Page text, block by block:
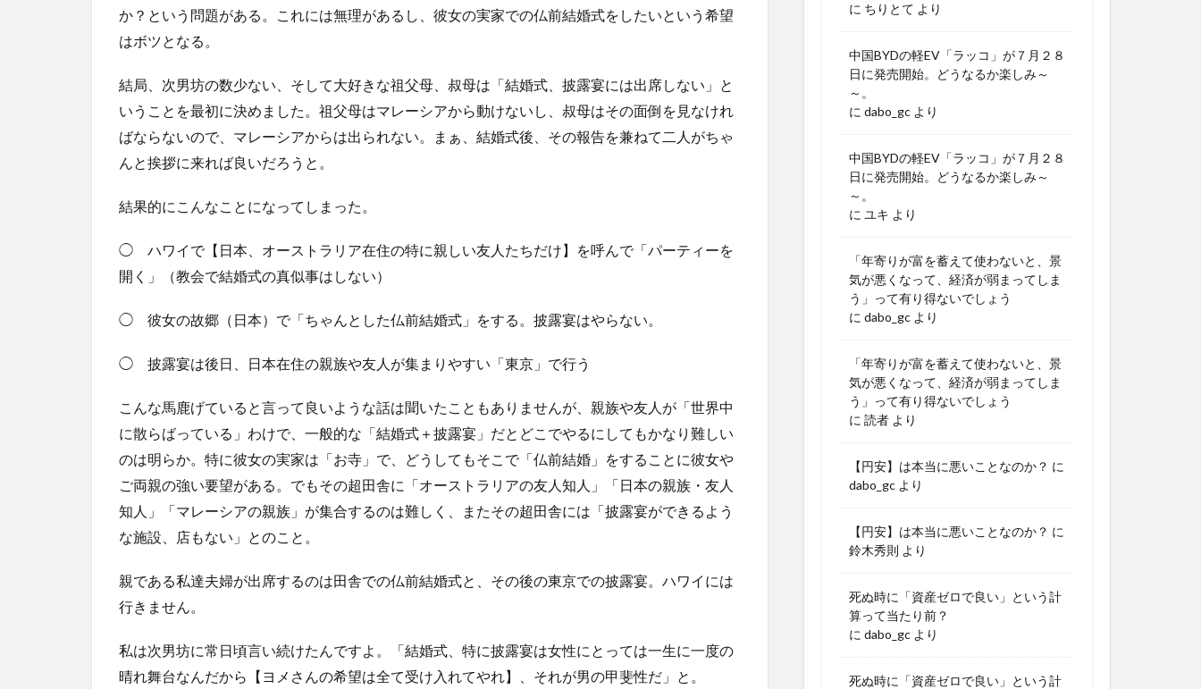
か？という問題がある。これには無理があるし、彼女の実家での仏前結婚式をしたいという希望
はボツとなる。
結局、次男坊の数少ない、そして大好きな祖父母、叔母は「結婚式、披露宴には出席しない」と
いうことを最初に決めました。祖父母はマレーシアから動けないし、叔母はその面倒を見なけれ
ばならないので、マレーシアからは出られない。まぁ、結婚式後、その報告を兼ねて二人がちゃ
んと挨拶に来れば良いだろうと。
結果的にこんなことになってしまった。
◯ ハワイで【日本、オーストラリア在住の特に親しい友人たちだけ】を呼んで「パーティーを
開く」（教会で結婚式の真似事はしない）
◯ 彼女の故郷（日本）で「ちゃんとした仏前結婚式」をする。披露宴はやらない。
◯ 披露宴は後日、日本在住の親族や友人が集まりやすい「東京」で行う
こんな馬鹿げていると言って良いような話は聞いたこともありませんが、親族や友人が「世界中
に散らばっている」わけで、一般的な「結婚式＋披露宴」だとどこでやるにしてもかなり難しい
のは明らか。特に彼女の実家は「お寺」で、どうしてもそこで「仏前結婚」をすることに彼女や
ご両親の強い要望がある。でもその超田舎に「オーストラリアの友人知人」「日本の親族・友人
知人」「マレーシアの親族」が集合するのは難しく、またその超田舎には「披露宴ができるよう
な施設、店もない」とのこと。
親である私達夫婦が出席するのは田舎での仏前結婚式と、その後の東京での披露宴。ハワイには
行きません。
私は次男坊に常日頃言い続けたんですよ。「結婚式、特に披露宴は女性にとっては一生に一度の
晴れ舞台なんだから【ヨメさんの希望は全て受け入れてやれ】、それが男の甲斐性だ」と。
に ちりとて より
中国BYDの軽EV「ラッコ」が７月２８
日に発売開始。どうなるか楽しみ～
～。
に dabo_gc より
中国BYDの軽EV「ラッコ」が７月２８
日に発売開始。どうなるか楽しみ～
～。
に ユキ より
「年寄りが富を蓄えて使わないと、景
気が悪くなって、経済が弱まってしま
う」って有り得ないでしょう
に dabo_gc より
「年寄りが富を蓄えて使わないと、景
気が悪くなって、経済が弱まってしま
う」って有り得ないでしょう
に 読者 より
【円安】は本当に悪いことなのか？ に
dabo_gc より
【円安】は本当に悪いことなのか？ に
鈴木秀則 より
死ぬ時に「資産ゼロで良い」という計
算って当たり前？
に dabo_gc より
死ぬ時に「資産ゼロで良い」という計